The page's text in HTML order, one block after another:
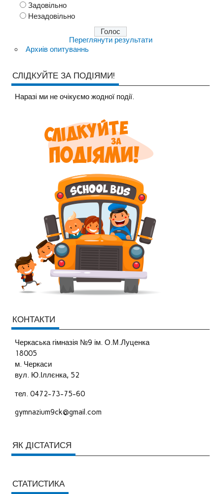
Задовільно
Незадовільно
Переглянути результати
Архиів опитуваннь
СЛІДКУЙТЕ ЗА ПОДІЯМИ!
Наразi ми не очiкуємо жодної події.
КОНТАКТИ
Черкаська гімназія №9 ім. О.М.Луценка
18005
м. Черкаси
вул. Ю.Іллєнка, 52
тел. 0472-73-75-60
gymnazium9ck@gmail.com
ЯК ДІСТАТИСЯ
СТАТИСТИКА